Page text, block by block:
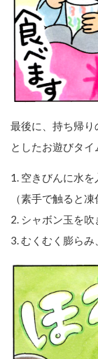
最後に、持ち帰り
としたお遊びタイ
1. 空きびんに水
（素手で触ると
2. シャボン玉を
3. むくむく膨ら